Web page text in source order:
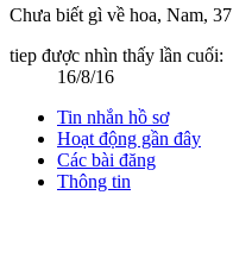
Chưa biết gì về hoa, Nam, 37
tiep được nhìn thấy lần cuối:
16/8/16
Tin nhắn hồ sơ
Hoạt động gần đây
Các bài đăng
Thông tin